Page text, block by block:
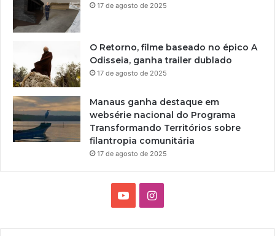
17 de agosto de 2025
O Retorno, filme baseado no épico A
Odisseia, ganha trailer dublado
17 de agosto de 2025
Manaus ganha destaque em
websérie nacional do Programa
Transformando Territórios sobre
filantropia comunitária
17 de agosto de 2025
I